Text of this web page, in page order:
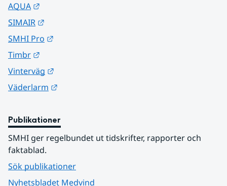
AQUA
SIMAIR
SMHI Pro
Timbr
Vinterväg
Väderlarm
Publikationer
SMHI ger regelbundet ut tidskrifter, rapporter och
faktablad.
Sök publikationer
Nyhetsbladet Medvind